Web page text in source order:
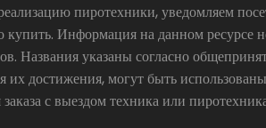
пиротехники, уведомляем
Информация на данном ресурсе
Названия указаны согласно
достижения, могут быть
с выездом техника или